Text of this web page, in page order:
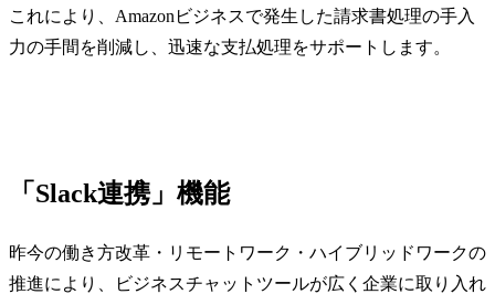
これにより、Amazonビジネスで発生した請求書処理の手入
力の手間を削減し、迅速な支払処理をサポートします。
「Slack連携」機能
昨今の働き方改革・リモートワーク・ハイブリッドワークの
推進により、ビジネスチャットツールが広く企業に取り入れ